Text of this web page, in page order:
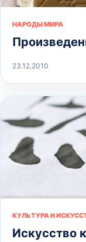
НАРОДЫ МИРА
23.12.2010
КУЛЬТУРА И
Искусство